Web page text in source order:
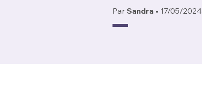
Par Sandra • 17/05/2024